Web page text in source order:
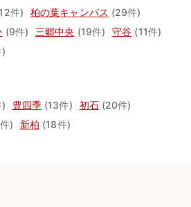
件) 柏の葉キャンパス (29件)
(9件) 三郷中央 (19件) 守谷 (11件)
豊四季 (13件) 初石 (20件)
) 新柏 (18件)